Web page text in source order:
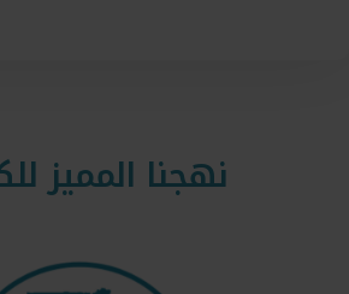
نهجنا المميز